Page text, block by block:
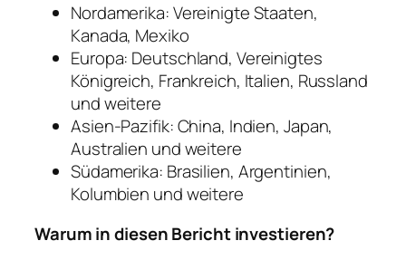
Nordamerika: Vereinigte Staaten,
Kanada, Mexiko
Europa: Deutschland, Vereinigtes
Königreich, Frankreich, Italien, Russland
und weitere
Asien-Pazifik: China, Indien, Japan,
Australien und weitere
Südamerika: Brasilien, Argentinien,
Kolumbien und weitere
Warum in diesen Bericht investieren?